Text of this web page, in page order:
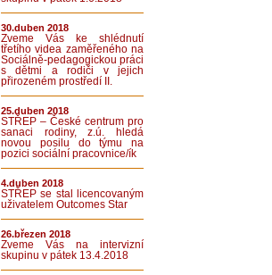
30.duben 2018
Zveme Vás ke shlédnutí
třetího videa zaměřeného na
Sociálně-pedagogickou práci
s dětmi a rodiči v jejich
přirozeném prostředí II.
25.duben 2018
STŘEP – České centrum pro
sanaci rodiny, z.ú. hledá
novou posilu do týmu na
pozici sociální pracovnice/ík
4.duben 2018
STŘEP se stal licencovaným
uživatelem Outcomes Star
26.březen 2018
Zveme Vás na intervizní
skupinu v pátek 13.4.2018